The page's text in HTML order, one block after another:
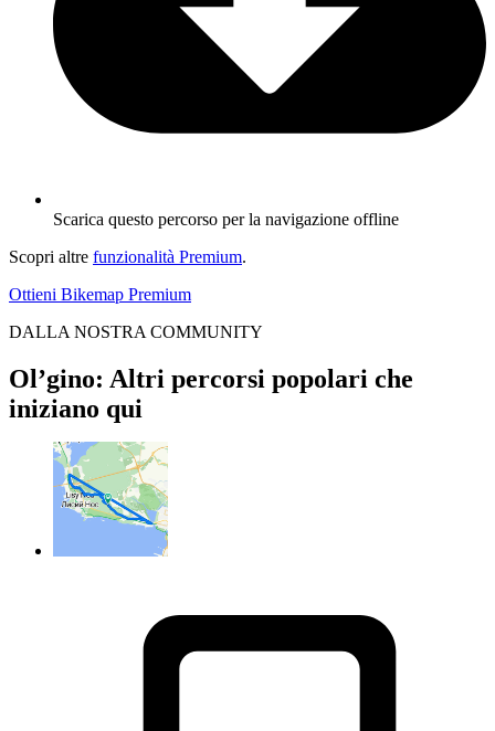
Scarica questo percorso per la navigazione offline
Scopri altre funzionalità Premium.
Ottieni Bikemap Premium
DALLA NOSTRA COMMUNITY
Ol’gino: Altri percorsi popolari che
iniziano qui